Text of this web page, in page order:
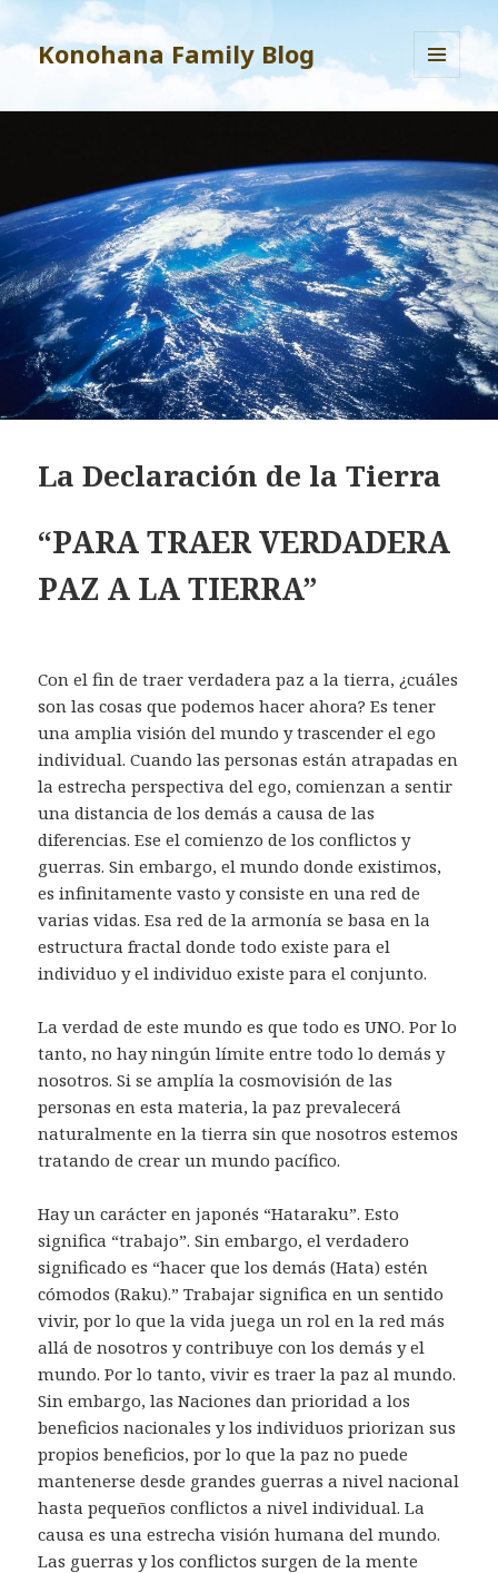
Konohana Family Blog
MENU
AND
La Declaración de la Tierra
“PARA TRAER VERDADERA
PAZ A LA TIERRA”
Con el fin de traer verdadera paz a la tierra, ¿cuáles
son las cosas que podemos hacer ahora? Es tener
una amplia visión del mundo y trascender el ego
individual. Cuando las personas están atrapadas en
la estrecha perspectiva del ego, comienzan a sentir
una distancia de los demás a causa de las
diferencias. Ese el comienzo de los conflictos y
guerras. Sin embargo, el mundo donde existimos,
es infinitamente vasto y consiste en una red de
varias vidas. Esa red de la armonía se basa en la
estructura fractal donde todo existe para el
individuo y el individuo existe para el conjunto.
La verdad de este mundo es que todo es UNO. Por lo
tanto, no hay ningún límite entre todo lo demás y
nosotros. Si se amplía la cosmovisión de las
personas en esta materia, la paz prevalecerá
naturalmente en la tierra sin que nosotros estemos
tratando de crear un mundo pacífico.
Hay un carácter en japonés “Hataraku”. Esto
significa “trabajo”. Sin embargo, el verdadero
significado es “hacer que los demás (Hata) estén
cómodos (Raku).” Trabajar significa en un sentido
vivir, por lo que la vida juega un rol en la red más
allá de nosotros y contribuye con los demás y el
mundo. Por lo tanto, vivir es traer la paz al mundo.
Sin embargo, las Naciones dan prioridad a los
beneficios nacionales y los individuos priorizan sus
propios beneficios, por lo que la paz no puede
mantenerse desde grandes guerras a nivel nacional
hasta pequeños conflictos a nivel individual. La
causa es una estrecha visión humana del mundo.
Las guerras y los conflictos surgen de la mente